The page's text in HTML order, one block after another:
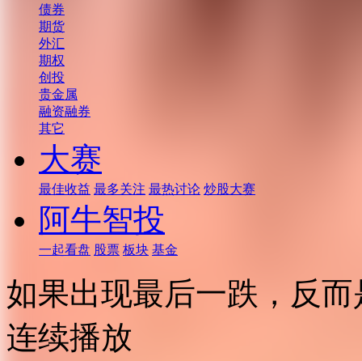
债券
期货
外汇
期权
创投
贵金属
融资融券
其它
大赛
最佳收益 最多关注 最热讨论 炒股大赛
阿牛智投
一起看盘 股票 板块 基金
如果出现最后一跌，反
连续播放